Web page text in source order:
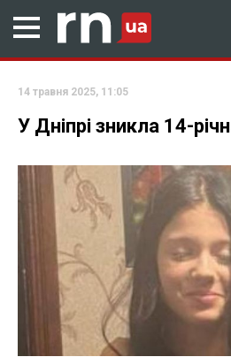
14 травня 2025, 11:05
У Дніпрі зникла 14-